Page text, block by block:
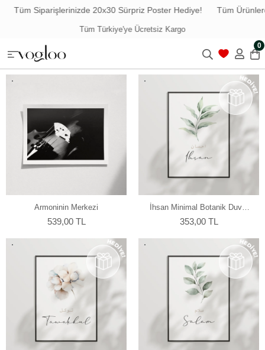
20x30 Sürpriz Poster Hediye! Tüm Ürünlerde
Havale ile Ödemede %5 İndirim
0
Armoninin Merkezi
539,00 TL
İhsan Minimal Botanik Duvar
Poster
353,00 TL